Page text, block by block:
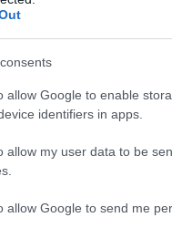
allow Google to enable
identifiers in apps.
allow my user data to be
allow Google to send me
le mani e usate